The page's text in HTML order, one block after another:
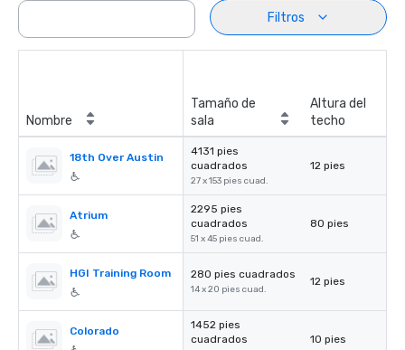
Filtros
Nombre
Tamaño de
sala
Altura del
techo
18th Over Austin
4131 pies
cuadrados
27 x 153 pies cuad.
12 pies
Atrium
2295 pies
cuadrados
51 x 45 pies cuad.
80 pies
HGI Training Room 280 pies cuadrados
14 x 20 pies cuad.
12 pies
Colorado
1452 pies
cuadrados
10 pies